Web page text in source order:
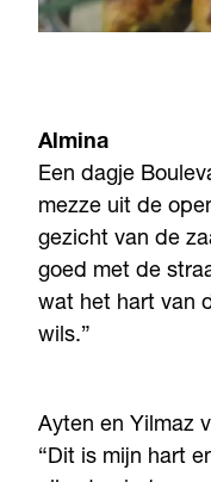
Almina
Een dagje
mezze uit de
gezicht van de
goed met de
wat het hart van
wils.”
Ayten en Yilmaz
“Dit is mijn hart